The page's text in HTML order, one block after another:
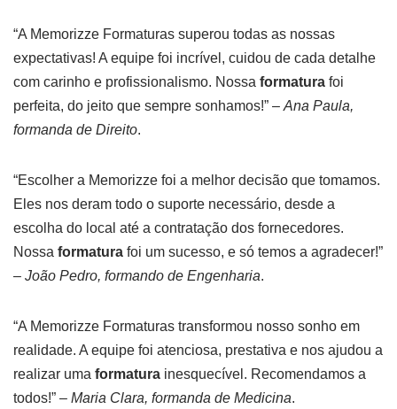
“A Memorizze Formaturas superou todas as nossas
expectativas! A equipe foi incrível, cuidou de cada detalhe
com carinho e profissionalismo. Nossa formatura foi
perfeita, do jeito que sempre sonhamos!” – Ana Paula,
formanda de Direito.
“Escolher a Memorizze foi a melhor decisão que tomamos.
Eles nos deram todo o suporte necessário, desde a
escolha do local até a contratação dos fornecedores.
Nossa formatura foi um sucesso, e só temos a agradecer!”
– João Pedro, formando de Engenharia.
“A Memorizze Formaturas transformou nosso sonho em
realidade. A equipe foi atenciosa, prestativa e nos ajudou a
realizar uma formatura inesquecível. Recomendamos a
todos!” – Maria Clara, formanda de Medicina.